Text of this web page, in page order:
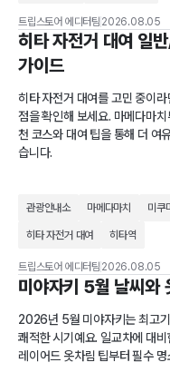
트립스토어 에디터팀 2026.08.05
히타 자전거 대여 일
가이드
히타 자전거 대여를 고민 중이
점을 확인해 보세요. 마메다마
천 코스와 대여 팁을 통해 더 여
습니다.
관광안내소 마메다마치 미쿠
히타 자전거 대여 히타역
트립스토어 에디터팀 2026.08.05
미야자키 5월 날씨와
2026년 5월 미야자키는 최고
쾌적한 시기예요. 일교차에 대
레이어드 옷차림 팁부터 필수